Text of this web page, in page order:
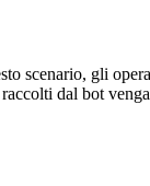
scenario, gli
dal bot